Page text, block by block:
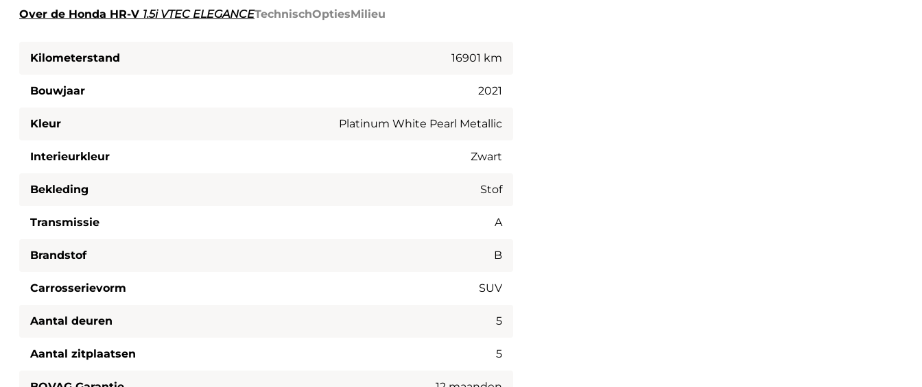
Over de Honda HR-V 1.5i VTEC ELEGANCETechnischOptiesMilieu
Kilometerstand 16901 km
Bouwjaar 2021
Kleur Platinum White Pearl Metallic
Interieurkleur Zwart
Bekleding Stof
Transmissie A
Brandstof B
Carrosserievorm SUV
Aantal deuren 5
Aantal zitplaatsen 5